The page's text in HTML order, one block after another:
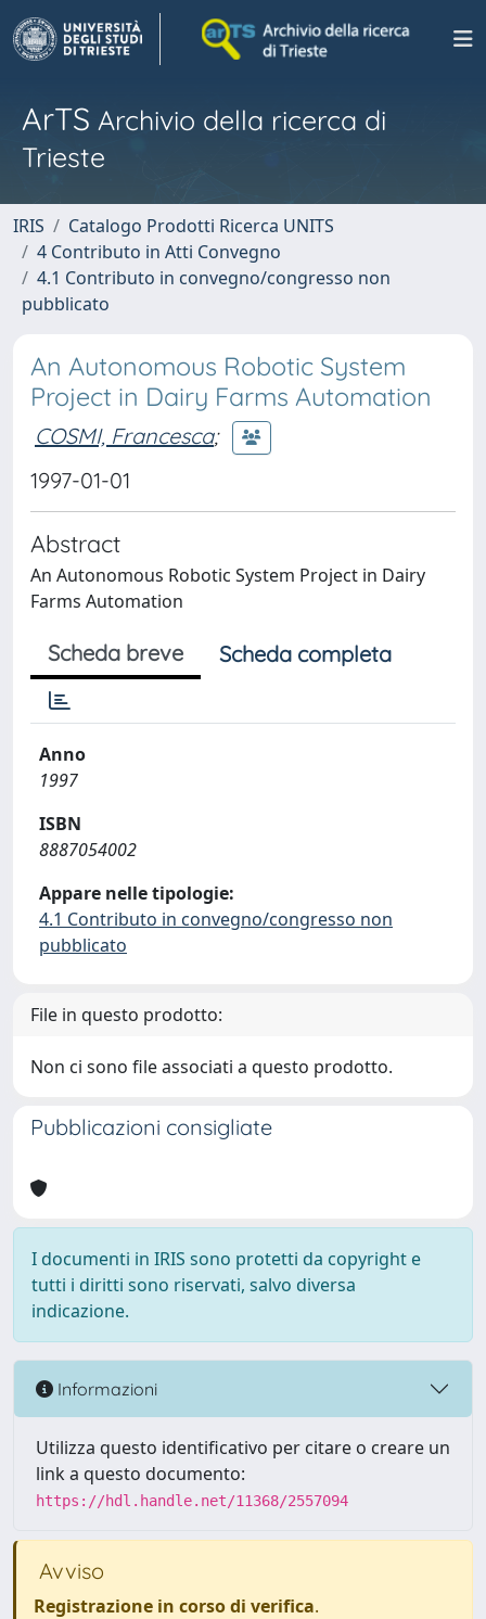
ArTS Archivio della ricerca di
Trieste
IRIS
Catalogo Prodotti Ricerca UNITS
4 Contributo in Atti Convegno
4.1 Contributo in convegno/congresso non
pubblicato
An Autonomous Robotic System
Project in Dairy Farms Automation
COSMI, Francesca;
1997-01-01
Abstract
An Autonomous Robotic System Project in Dairy
Farms Automation
Scheda breve Scheda completa
Anno
1997
ISBN
8887054002
Appare nelle tipologie:
4.1 Contributo in convegno/congresso non
pubblicato
File in questo prodotto:
Non ci sono file associati a questo prodotto.
Pubblicazioni consigliate
I documenti in IRIS sono protetti da copyright e
tutti i diritti sono riservati, salvo diversa
indicazione.
Informazioni
Utilizza questo identificativo per citare o creare un
link a questo documento:
https://hdl.handle.net/11368/2557094
Avviso
Registrazione in corso di verifica.